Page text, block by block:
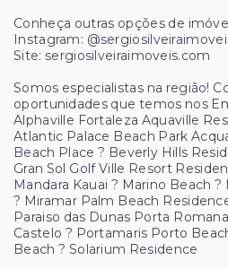
Conheça outras opções de
Instagram:
Site: sergiosilveiraimoveis.com
Somos especialistas na região!
oportunidades que temos nos
Alphaville Fortaleza Aquaville
Atlantic Palace Beach Park
Beach Place ? Beverly Hills
Gran Sol Golf Ville Resort
Mandara Kauai ? Marino Beach
? Miramar Palm Beach
Paraiso das Dunas Porta
Castelo ? Portamaris Porto
Beach ? Solarium Residence